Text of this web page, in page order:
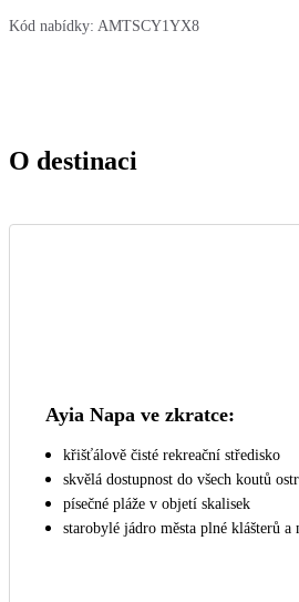
Kód nabídky: AMTSCY1YX8
O destinaci
Ayia Napa ve zkratce:
křišťálově čisté rekreační středisko
skvělá dostupnost do všech koutů
písečné pláže v objetí skalisek
starobylé jádro města plné klášterů a